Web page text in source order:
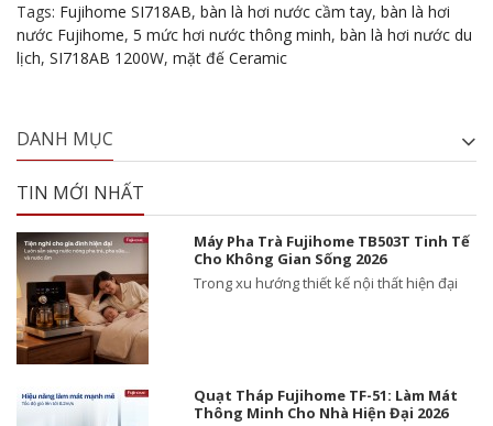
Tags: Fujihome SI718AB, bàn là hơi nước cầm tay, bàn là hơi
nước Fujihome, 5 mức hơi nước thông minh, bàn là hơi nước du
lịch, SI718AB 1200W, mặt đế Ceramic
DANH MỤC
TIN MỚI NHẤT
Máy Pha Trà Fujihome TB503T Tinh Tế
Cho Không Gian Sống 2026
Trong xu hướng thiết kế nội thất hiện đại
Quạt Tháp Fujihome TF-51: Làm Mát
Thông Minh Cho Nhà Hiện Đại 2026